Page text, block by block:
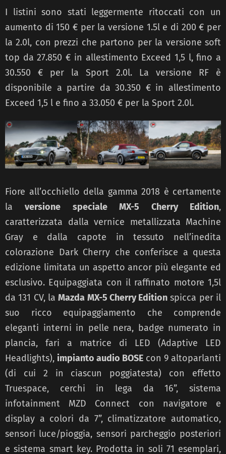
I listini sono stati leggermente ritoccati con un
aumento di 150 € per la versione 1.5l e di 200 € per
la 2.0l, con prezzi che partono per la versione soft
top da 27.850 € in allestimento Exceed 1,5 l, fino a
30.550 € per la Sport 2.0l. La versione RF è
disponibile a partire da 30.350 € in allestimento
Exceed 1,5 l e fino a 33.050 € per la Sport 2.0l.
Fiore all’occhiello della gamma 2018 è certamente
laversione speciale MX-5 Cherry Edition,
caratterizzata dalla vernice metallizzata Machine
Gray e dalla capote in tessuto nell’inedita
colorazione Dark Cherry che conferisce a questa
edizione limitata un aspetto ancor più elegante ed
esclusivo. Equipaggiata con il raffinato motore 1,5l
da 131 CV, laMazda MX-5 Cherry Edition spicca per il
suo ricco equipaggiamento che comprende
eleganti interni in pelle nera, badge numerato in
plancia, fari a matrice di LED (Adaptive LED
Headlights), impianto audio BOSE con 9 altoparlanti
(di cui 2 in ciascun poggiatesta) con effetto
Truespace, cerchi in lega da 16”, sistema
infotainment MZD Connect con navigatore e
display a colori da 7”, climatizzatore automatico,
sensori luce/pioggia, sensori parcheggio posteriori
e sistema smart key. Prodotta in soli 71 esemplari,